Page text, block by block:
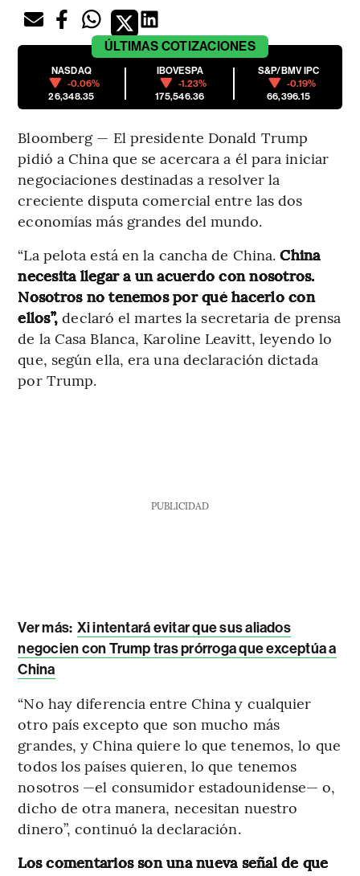
ÚLTIMAS COTIZACIONES
NASDAQ
-0.06%
26,348.35
IBOVESPA
-1.23%
175,546.36
S&P/BMV IPC
-0.19%
66,396.15
Bloomberg — El presidente Donald Trump
pidió a China que se acercara a él para iniciar
negociaciones destinadas a resolver la
creciente disputa comercial entre las dos
economías más grandes del mundo.
“La pelota está en la cancha de China.China
necesita llegar a un acuerdo con nosotros.
Nosotros no tenemos por qué hacerlo con
ellos”,declaró el martes la secretaria de prensa
de la Casa Blanca, Karoline Leavitt, leyendo lo
que, según ella, era una declaración dictada
por Trump.
PUBLICIDAD
Ver más: Xi intentará evitar que sus aliados
negocien con Trump tras prórroga que exceptúa a
China
“No hay diferencia entre China y cualquier
otro país excepto que son mucho más
grandes, y China quiere lo que tenemos, lo que
todos los países quieren, lo que tenemos
nosotros —el consumidor estadounidense— o,
dicho de otra manera, necesitan nuestro
dinero”, continuó la declaración.
Los comentarios son una nueva señal de que